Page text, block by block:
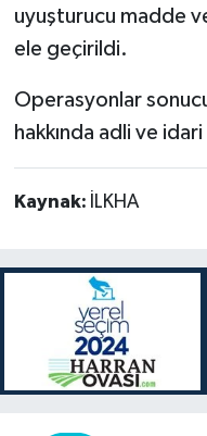
uyuşturucu madde
ele geçirildi.
Operasyonlar
hakkında adli ve
Kaynak: İLKHA